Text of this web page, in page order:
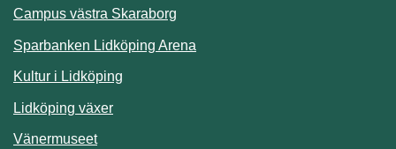
Campus västra Skaraborg
Sparbanken Lidköping Arena
Kultur i Lidköping
Lidköping växer
Vänermuseet